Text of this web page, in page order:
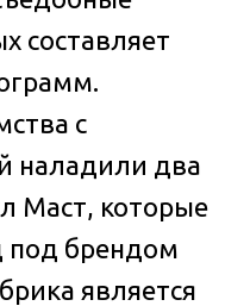
составляет
с
наладили два
Маст, которые
под брендом
является